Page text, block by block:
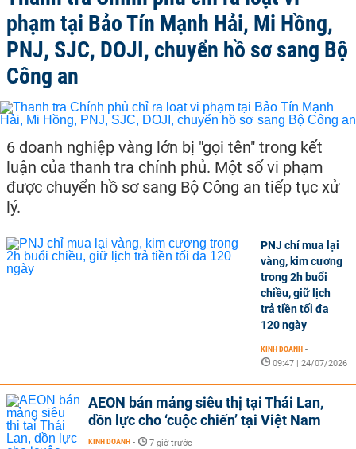
phạm tại Bảo Tín Mạnh Hải, Mi Hồng,
PNJ, SJC, DOJI, chuyển hồ sơ sang Bộ
Công an
6 doanh nghiệp vàng lớn bị "gọi tên" trong kết
luận của thanh tra chính phủ. Một số vi phạm
được chuyển hồ sơ sang Bộ Công an tiếp tục xử
lý.
PNJ chỉ mua lại
vàng, kim cương
trong 2h buổi
chiều, giữ lịch
trả tiền tối đa
120 ngày
KINH DOANH -
09:47 | 24/07/2026
AEON bán mảng siêu thị tại Thái Lan,
dồn lực cho ‘cuộc chiến’ tại Việt Nam
KINH DOANH - 7 giờ trước